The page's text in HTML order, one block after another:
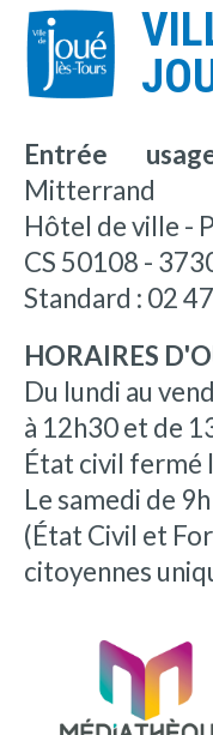
Entrée
Mitterrand
Hôtel de ville -
CS 50108 -
Standard : 02
HORAIRES
Du lundi au
à 12h30 et de
État civil fermé
Le samedi de
(État Civil et
citoyennes